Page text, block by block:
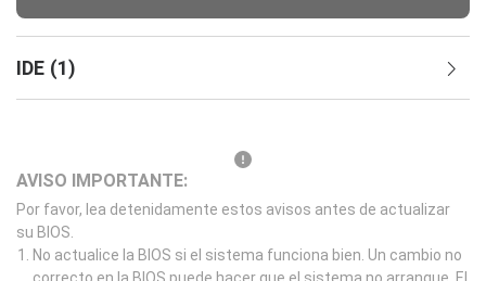
IDE (1)
AVISO IMPORTANTE:
Por favor, lea detenidamente estos avisos antes de actualizar
su BIOS.
No actualice la BIOS si el sistema funciona bien. Un cambio no